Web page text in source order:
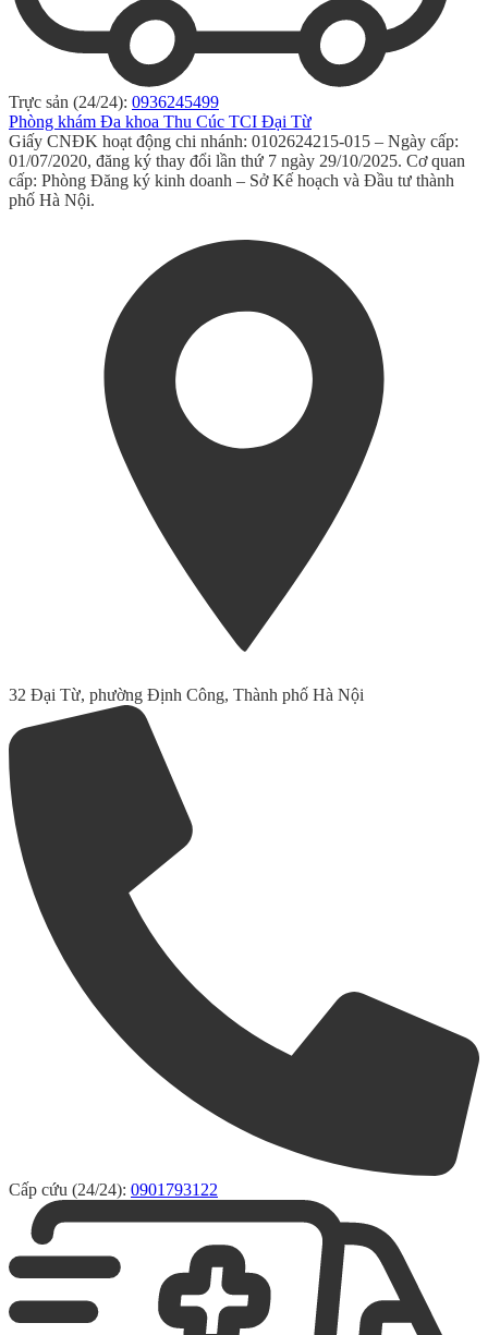
Trực sản (24/24): 0936245499
Phòng khám Đa khoa Thu Cúc TCI Đại Từ
Giấy CNĐK hoạt động chi nhánh: 0102624215-015 – Ngày cấp:
01/07/2020, đăng ký thay đổi lần thứ 7 ngày 29/10/2025. Cơ quan
cấp: Phòng Đăng ký kinh doanh – Sở Kế hoạch và Đầu tư thành
phố Hà Nội.
32 Đại Từ, phường Định Công, Thành phố Hà Nội
Cấp cứu (24/24): 0901793122